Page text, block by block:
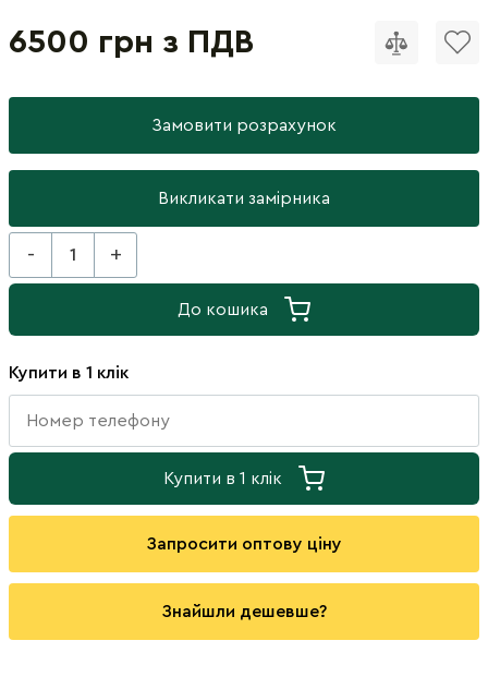
6500 грн з ПДВ
Замовити розрахунок
Викликати замірника
- +
До кошика
Купити в 1 клік
Купити в 1 клік
Запросити оптову ціну
Знайшли дешевше?